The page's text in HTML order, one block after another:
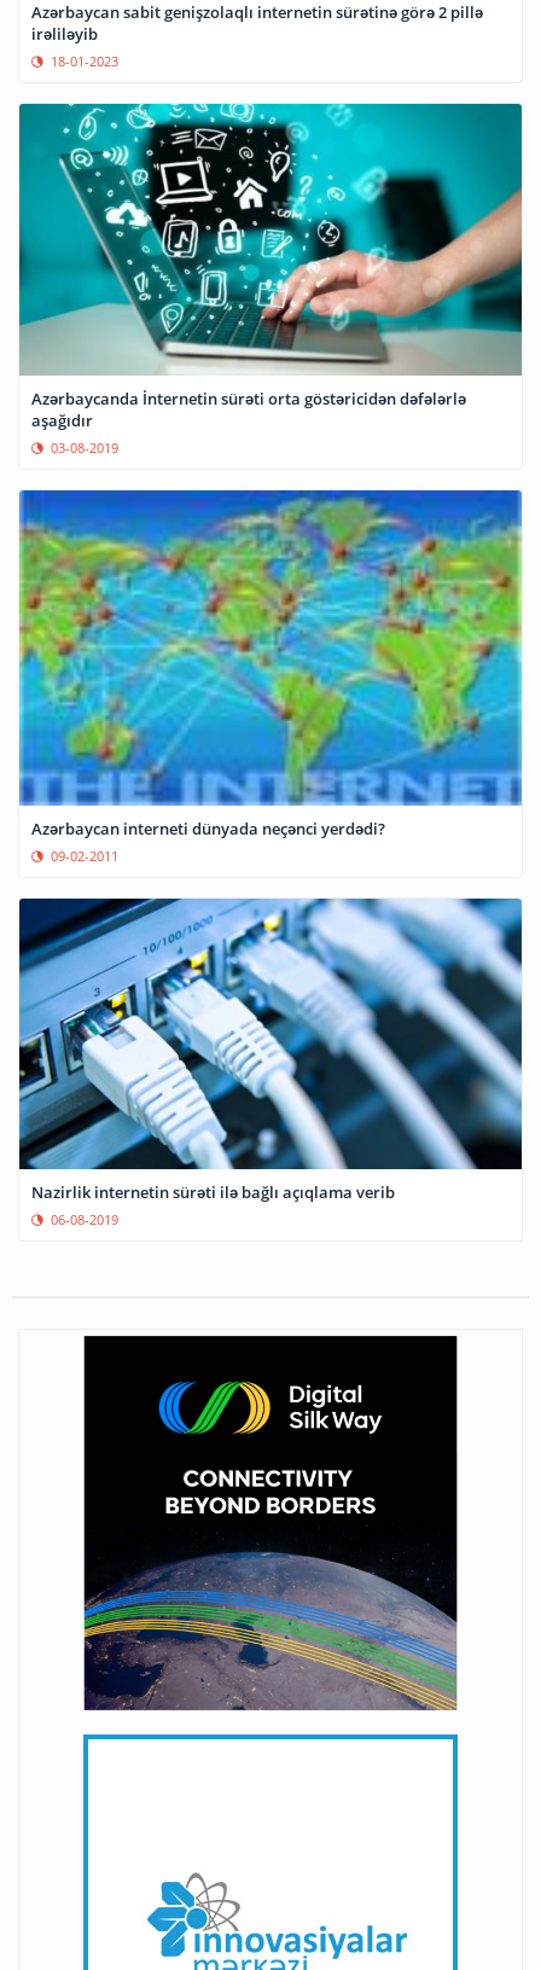
Azərbaycan sabit genişzolaqlı internetin sürətinə görə 2 pillə
irəliləyib
18-01-2023
Azərbaycanda İnternetin sürəti orta göstəricidən dəfələrlə
aşağıdır
03-08-2019
Azərbaycan interneti dünyada neçənci yerdədi?
09-02-2011
Nazirlik internetin sürəti ilə bağlı açıqlama verib
06-08-2019